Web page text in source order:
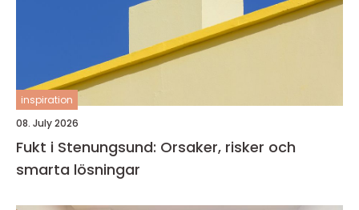
inspiration
08. July 2026
Fukt i Stenungsund: Orsaker, risker och
smarta lösningar